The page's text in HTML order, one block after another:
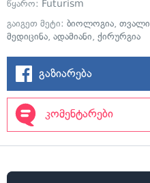
წყარო: Futurism
გაიგეთ მეტი: ბიოლოგია, თვალი
მედიცინა, ადამიანი, ქირურგია
გაზიარება
კომენტარები